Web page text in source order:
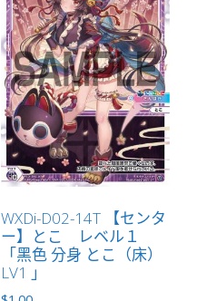
WXDi-D02-14T 【センタ
ー】とこ レベル１
「黑色 分身 とこ（床）
LV1 」